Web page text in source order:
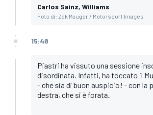
Carlos Sainz, Williams
Foto di: Zak Mauger / Motorsport Images
15:48
Piastri ha vissuto una sessione
disordinata. Infatti, ha toccato il
- che sia di buon auspicio! - con la
destra, che si è forata.